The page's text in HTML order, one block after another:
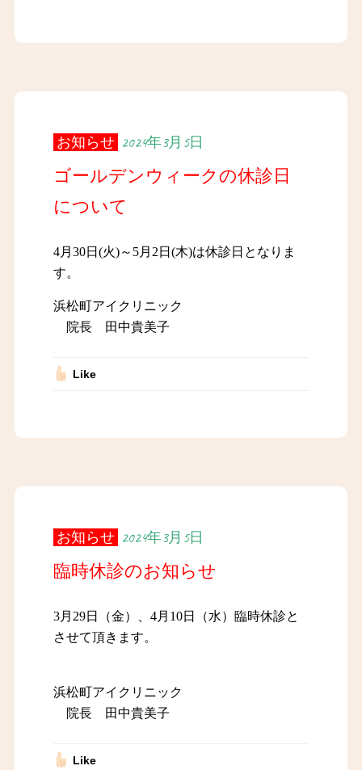
お知らせ 2024年3月5日
ゴールデンウィークの休診日
について
4月30日(火)～5月2日(木)は休診日となりま
す。
浜松町アイクリニック
院長 田中貴美子
Like
お知らせ 2024年3月5日
臨時休診のお知らせ
3月29日（金）、4月10日（水）臨時休診と
させて頂きます。
浜松町アイクリニック
院長 田中貴美子
Like